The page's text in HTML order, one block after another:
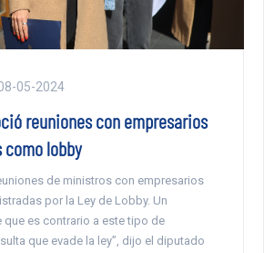
05-2024
reuniones con empresarios
lobby
de ministros con empresarios
por la Ley de Lobby. Un
es contrario a este tipo de
que evade la ley”, dijo el diputado